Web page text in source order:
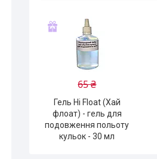
65 ₴
Гель Hi Float (Хай
флоат) - гель для
подовження польоту
кульок - 30 мл